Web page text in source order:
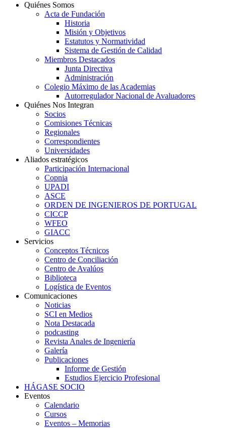
Quiénes Somos
Acta de Fundación
Historia
Misión y Objetivos
Estatutos y Normatividad
Sistema de Gestión de Calidad
Miembros Destacados
Junta Directiva
Administración
Colegio Máximo de las Academias
Autorregulador Nacional de Avaluadores
Quiénes Nos Integran
Socios
Comisiones Técnicas
Regionales
Correspondientes
Universidades
Aliados estratégicos
Participación Internacional
Copnia
UPADI
ASCE
ORDEN DE INGENIEROS DE PORTUGAL
CICCP
WFEO
GIACC
Servicios
Conceptos Técnicos
Centro de Conciliación
Centro de Avalúos
Biblioteca
Logística de Eventos
Comunicaciones
Noticias
SCI en Medios
Nota Destacada
podcasting
Revista Anales de Ingeniería
Galería
Publicaciones
Informe de Gestión
Estudios Ejercicio Profesional
HÁGASE SOCIO
Eventos
Calendario
Cursos
Eventos – Memorias